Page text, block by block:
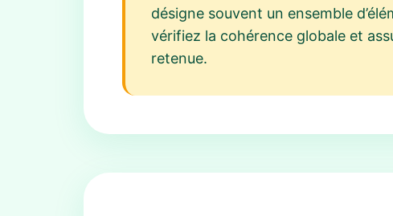
désigne souvent un ensemble
vérifiez la cohérence globale et
retenue.